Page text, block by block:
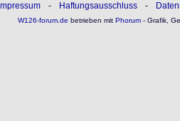
Impressum - Haftungsausschluss -
W126-forum.de betrieben mitPhorum- Grafik,